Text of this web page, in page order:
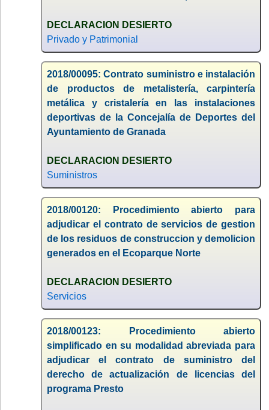
DECLARACION DESIERTO
Privado y Patrimonial
2018/00095: Contrato suministro e instalación
de productos de metalistería, carpintería
metálica y cristalería en las instalaciones
deportivas de la Concejalía de Deportes del
Ayuntamiento de Granada
DECLARACION DESIERTO
Suministros
2018/00120: Procedimiento abierto para
adjudicar el contrato de servicios de gestion
de los residuos de construccion y demolicion
generados en el Ecoparque Norte
DECLARACION DESIERTO
Servicios
2018/00123: Procedimiento abierto
simplificado en su modalidad abreviada para
adjudicar el contrato de suministro del
derecho de actualización de licencias del
programa Presto